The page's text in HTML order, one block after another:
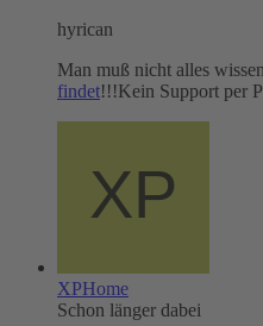
hyrican
Man muß nicht alles
findet!!!Kein Support per
XPHome
Schon länger dabei